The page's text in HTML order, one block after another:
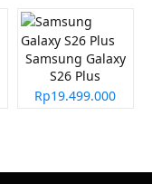
Samsung Galaxy
S26 Plus
Rp19.499.000